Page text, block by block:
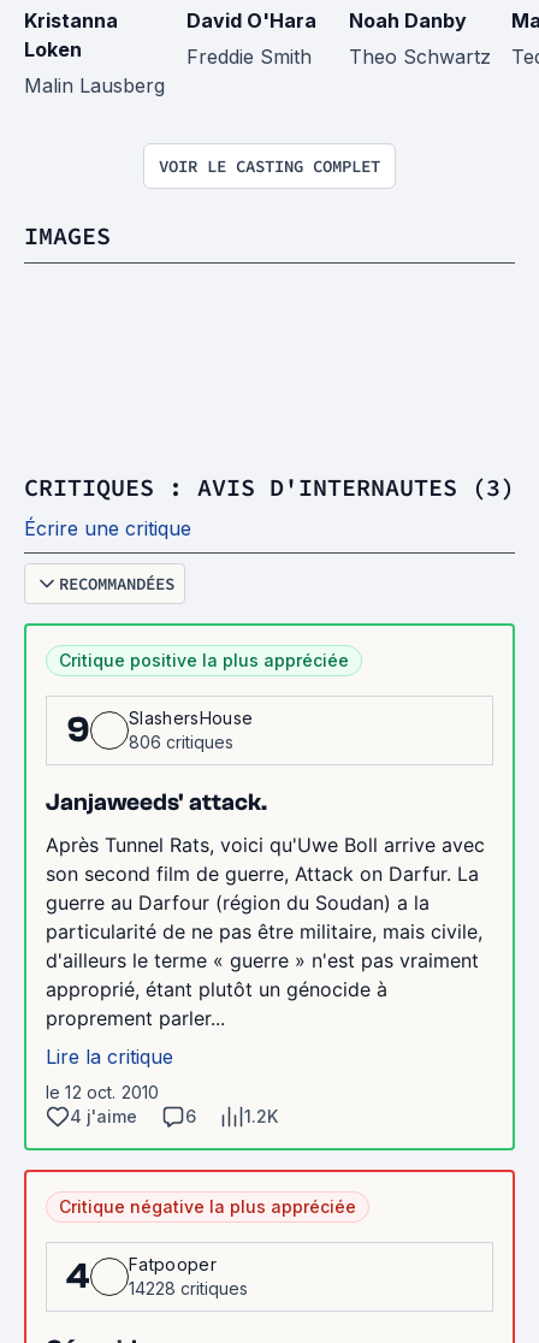
Kristanna
Loken
Malin Lausberg
David O'Hara
Freddie Smith
Noah Danby
Theo Schwartz
VOIR LE CASTING COMPLET
IMAGES
CRITIQUES : AVIS D'INTERNAUTES (3)
Écrire une critique
RECOMMANDÉES
Critique positive la plus appréciée
9
SlashersHouse
806 critiques
Janjaweeds' attack.
Après Tunnel Rats, voici qu'Uwe Boll arrive avec
son second film de guerre, Attack on Darfur. La
guerre au Darfour (région du Soudan) a la
particularité de ne pas être militaire, mais civile,
d'ailleurs le terme « guerre » n'est pas vraiment
approprié, étant plutôt un génocide à
proprement parler...
Lire la critique
le 12 oct. 2010
4 j'aime
6 1.2K
Critique négative la plus appréciée
4
Fatpooper
14228 critiques